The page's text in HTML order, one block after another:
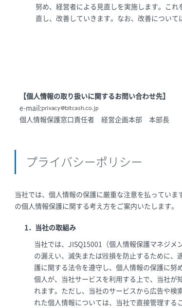
努め、経営者による見直しを実施します。こ
直し、改善していきます。なお、改善について
【個人情報の取り扱いに関するお問い合わせ先】
e-mail:
個人情報保護窓口責任者 経営企画本部 本部長
プライバシーポリシー
当社では、個人情報の保護に厳重な注意を払ってい
の個人情報保護に関する考え方をご案内いたします。
1．当社の取組み
当社では、JISQ15001（個人情報保護マネジ
の漏えい、滅失または毀損を防止するために、
護に関する法令を遵守し、個人情報の保護に努
個人が、当社サービスを利用する上で、当社が
れます。ただし、当社のサービスから広告や検
れた個人情報については、当社で直接管理する